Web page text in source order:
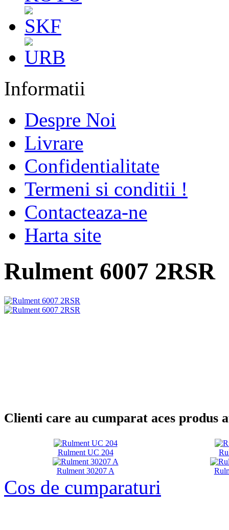
Informatii
Despre Noi
Livrare
Confidentialitate
Termeni si conditii !
Contacteaza-ne
Harta site
Rulment 6007 2RSR
Clienti care au cumparat aces produs
Rulment UC 204
Rulment 30207 A
Cos de cumparaturi